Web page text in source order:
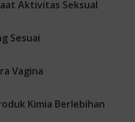
Aktivitas Seksual
Sesuai
Vagina
Kimia Berlebihan